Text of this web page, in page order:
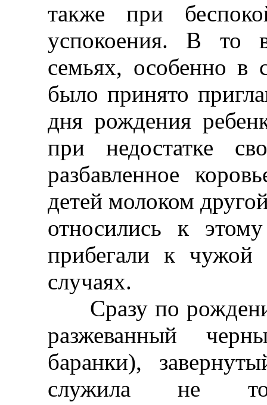
также при
успокоения. В то
семьях, особенно в
было принято
дня рождения
при недостатке
разбавленное
детей молоком
относились к
прибегали к
случаях.
Сразу по
разжеванный
баранки),
служила не